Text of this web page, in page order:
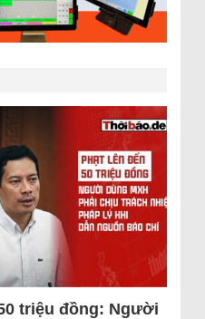
triệu đồng: Người